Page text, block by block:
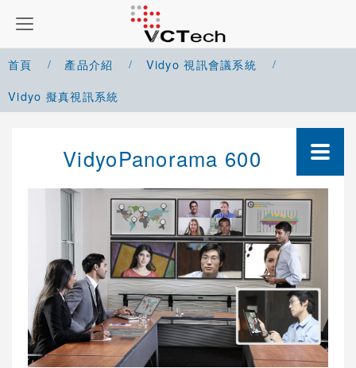
首頁 產品介紹
Vidyo 視訊會議系統
Vidyo 擬真視訊系統
Microsoft Teams 解決方案
Zoom 解決方案
Cisco Webex 解決方案
Yealink 視訊會議系統
Cisco 視訊會議系統
POLYCOM 視訊會議系統
VidyoPanorama 600